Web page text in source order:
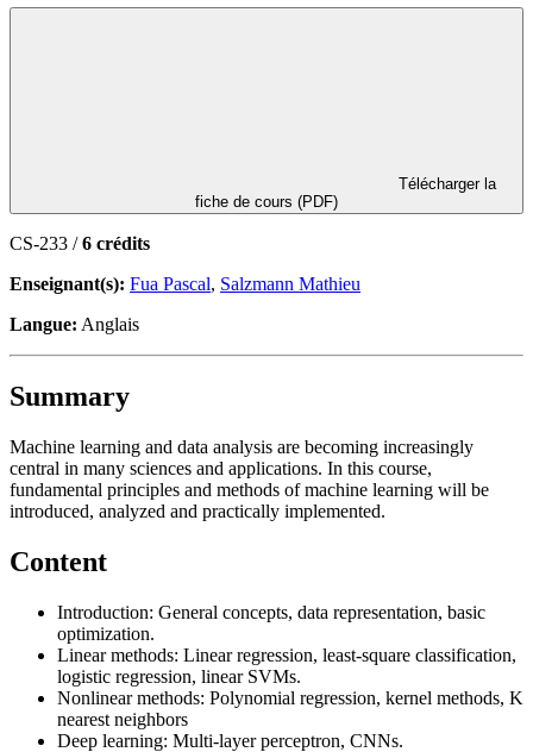
fiche de cours (PDF)
CS-233 /6 crédits
Enseignant(s): Fua Pascal, Salzmann Mathieu
Langue: Anglais
Summary
Machine learning and data analysis are becoming increasingly
central in many sciences and applications. In this course,
fundamental principles and methods of machine learning will be
introduced, analyzed and practically implemented.
Content
Introduction: General concepts, data representation, basic
optimization.
Linear methods: Linear regression, least-square classification,
logistic regression, linear SVMs.
Nonlinear methods: Polynomial regression, kernel methods, K
nearest neighbors
Deep learning: Multi-layer perceptron, CNNs.